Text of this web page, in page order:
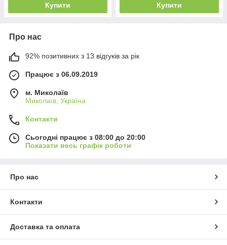
Купити Купити
Про нас
92% позитивних з 13 відгуків за рік
Працює з 06.09.2019
м. Миколаїв
Миколаїв, Україна
Контакти
Сьогодні працює з 08:00 до 20:00
Показати весь графік роботи
Про нас
Контакти
Доставка та оплата